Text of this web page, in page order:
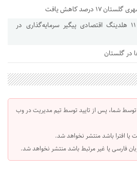
درصد کاهش یافت
استاندار: بابک زنجانی با ۱۱ هلدینگ اقتصادی پیگیر سرمایه‌گذاری در
شما، پس از تایید توسط تیم مدیریت در وب
یا افترا باشد منتشر نخواهد شد.
فارسی یا غیر مرتبط باشد منتشر نخواهد شد.